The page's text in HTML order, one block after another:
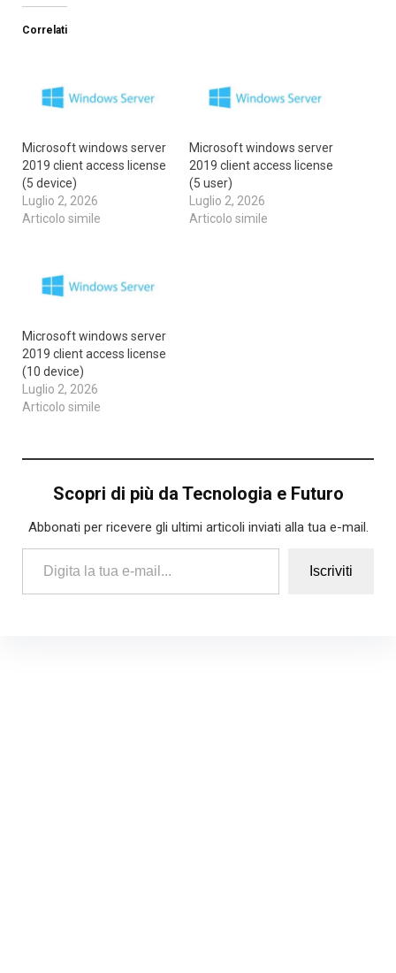
Correlati
Microsoft windows server
2019 client access license
(5 device)
Luglio 2, 2026
Articolo simile
Microsoft windows server
2019 client access license
(5 user)
Luglio 2, 2026
Articolo simile
Microsoft windows server
2019 client access license
(10 device)
Luglio 2, 2026
Articolo simile
Scopri di più da Tecnologia e Futuro
Abbonati per ricevere gli ultimi articoli inviati alla tua e-mail.
Digita la tua e-mail...
Iscriviti